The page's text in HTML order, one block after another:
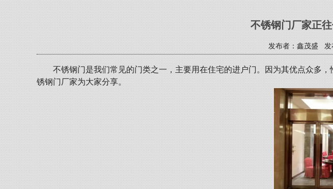
不锈钢门厂家正
发布者：鑫茂盛 发
不锈钢门是我们常见的门类之一，主要用在住宅的进户门。因为其优点众多
锈钢门厂家为大家分享。